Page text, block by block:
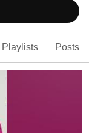
Playlists Posts